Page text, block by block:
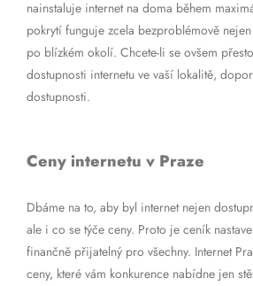
nainstaluje internet na doma během
pokrytí funguje zcela bezproblémově
po blízkém okolí. Chcete-li se ovšem
dostupnosti internetu ve vaší lokalitě,
dostupnosti.
Ceny internetu v Praze
Dbáme na to, aby byl internet nejen
ale i co se týče ceny. Proto je ceník
finančně přijatelný pro všechny. Internet
ceny, které vám konkurence nabídne jen